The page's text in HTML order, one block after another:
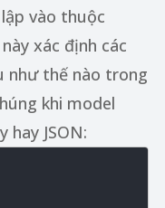
vào thuộc
xác định các
như thế nào trong
khi model
JSON: